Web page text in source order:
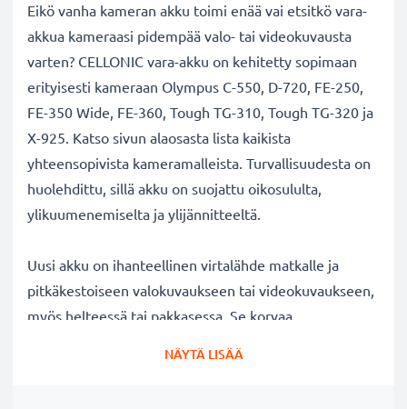
Eikö vanha kameran akku toimi enää vai etsitkö vara-
akkua kameraasi pidempää valo- tai videokuvausta
varten? CELLONIC vara-akku on kehitetty sopimaan
erityisesti kameraan Olympus C-550, D-720, FE-250,
FE-350 Wide, FE-360, Tough TG-310, Tough TG-320 ja
X-925. Katso sivun alaosasta lista kaikista
yhteensopivista kameramalleista. Turvallisuudesta on
huolehdittu, sillä akku on suojattu oikosululta,
ylikuumenemiselta ja ylijännitteeltä.
Uusi akku on ihanteellinen virtalähde matkalle ja
pitkäkestoiseen valokuvaukseen tai videokuvaukseen,
myös helteessä tai pakkasessa. Se korvaa
NÄYTÄ LISÄÄ